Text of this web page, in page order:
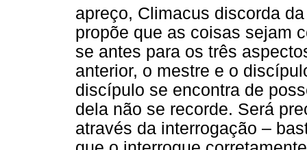
apreço, Climacus discorda
propõe que as coisas sejam
se antes para os três
anterior, o mestre e o
discípulo se encontra de
dela não se recorde. Será
através da interrogação –